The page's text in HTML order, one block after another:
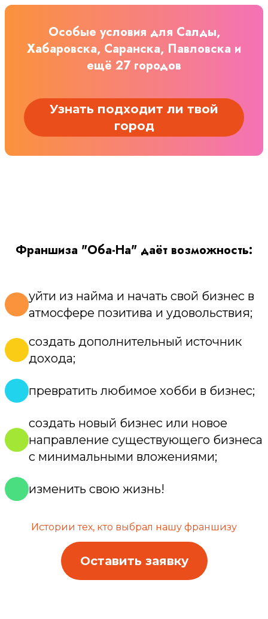
Особые условия для Салды,
Хабаровска, Саранска, Павловска и
ещё 27 городов
Узнать подходит ли твой
город
Франшиза "Оба-На" даёт возможность:
уйти из найма и начать свой бизнес в
атмосфере позитива и удовольствия;
создать дополнительный источник
дохода;
превратить любимое хобби в бизнес;
создать новый бизнес или новое
направление существующего бизнеса
с минимальными вложениями;
изменить свою жизнь!
Истории тех, кто выбрал нашу франшизу
Оставить заявку